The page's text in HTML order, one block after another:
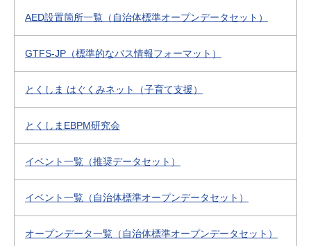
AED設置箇所一覧（自治体標準オープンデータセット）
GTFS-JP（標準的なバス情報フォーマット）
とくしま はぐくみネット（子育て支援）
とくしまEBPM研究会
イベント一覧（推奨データセット）
イベント一覧（自治体標準オープンデータセット）
オープンデータ一覧（自治体標準オープンデータセット）